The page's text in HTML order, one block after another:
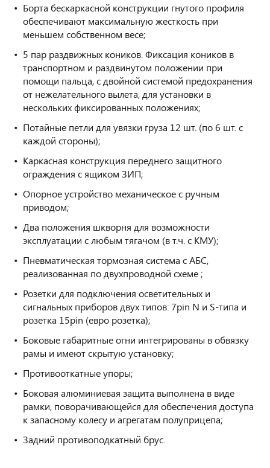
Борта бескаркасной конструкции гнутого профиля
обеспечивают максимальную жесткость при
меньшем собственном весе;
5 пар раздвижных коников. Фиксация коников в
транспортном и раздвинутом положении при
помощи пальца, с двойной системой предохранения
от нежелательного вылета, для установки в
нескольких фиксированных положениях;
Потайные петли для увязки груза 12 шт. (по 6 шт. с
каждой стороны);
Каркасная конструкция переднего защитного
ограждения с ящиком ЗИП;
Опорное устройство механическое с ручным
приводом;
Два положения шкворня для возможности
эксплуатации с любым тягачом (в т.ч. с КМУ);
Пневматическая тормозная система с АБС,
реализованная по двухпроводной схеме ;
Розетки для подключения осветительных и
сигнальных приборов двух типов: 7pin N и S-типа и
розетка 15pin (евро розетка);
Боковые габаритные огни интегрированы в обвязку
рамы и имеют скрытую установку;
Противооткатные упоры;
Боковая алюминиевая защита выполнена в виде
рамки, поворачивающейся для обеспечения доступа
к запасному колесу и агрегатам полуприцепа;
Задний противоподкатный брус.